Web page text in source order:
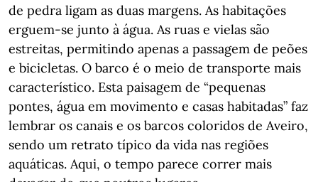
de pedra ligam as duas margens. As habitações
erguem-se junto à água. As ruas e vielas são
estreitas, permitindo apenas a passagem de peões
e bicicletas. O barco é o meio de transporte mais
característico. Esta paisagem de “pequenas
pontes, água em movimento e casas habitadas” faz
lembrar os canais e os barcos coloridos de Aveiro,
sendo um retrato típico da vida nas regiões
aquáticas. Aqui, o tempo parece correr mais